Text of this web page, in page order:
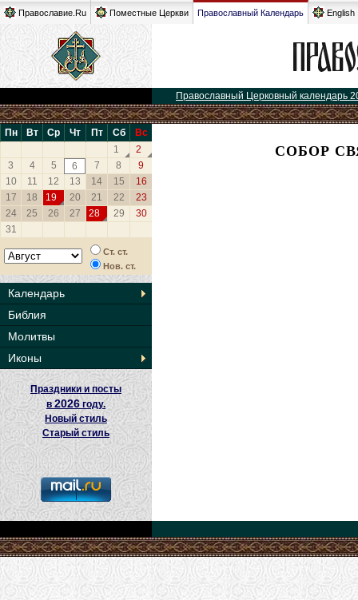
Православие.Ru Поместные Церкви Православный Календарь English
Православный Церковный календарь
Пн Вт Ср Чт Пт Сб
Вс
1
2
3
4 5 6 7 8
9
10
11 12 13 14 15
16
17
18 19 20 21 22
23
24
25 26 27 28 29
30
31
Ст. ст.
Нов. ст.
Календарь
Библия
Молитвы
Иконы
Праздники и посты
в2026 году.
Новый стиль
Старый стиль
СОБОР